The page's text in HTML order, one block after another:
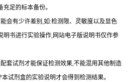
足的标本备份。
会有少许差别,如:检测限、灵敏度以及显色
明书进行实验操作,网站电子版说明书仅作参
套试剂才能保证检测效果,不能混用其他制造
试剂盒的实验说明才会得到 检测结果。